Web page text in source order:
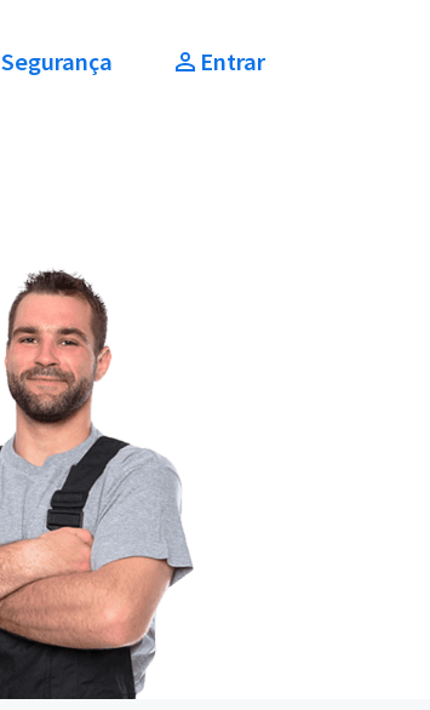
Segurança Entrar